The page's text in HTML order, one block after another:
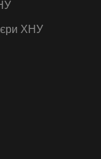
ХНУ